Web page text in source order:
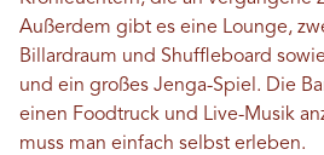
Außerdem gibt es eine Lounge,
Billardraum und Shuffleboard
und ein großes Jenga-Spiel. Die
einen Foodtruck und Live-Musik
muss man einfach selbst erleben.